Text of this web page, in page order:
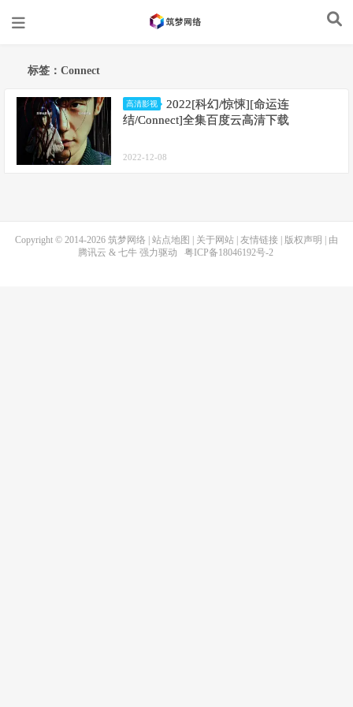
标签：Connect
高清影视
2022[科幻/惊悚][命运连
结/Connect]全集百度云高清下载
2022-12-08
Copyright © 2014-2026 筑梦网络 站点地图 关于网站 友情链接 版权声明
| 由
腾讯云 & 七牛强力驱动 粤ICP备18046192号-2